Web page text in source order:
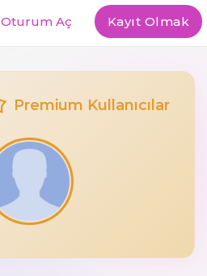
Oturum Aç Kayıt Olmak
Premium Kullanıcılar